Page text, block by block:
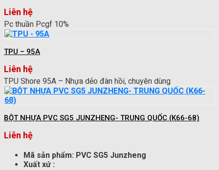
Liên hệ
Pc thuần Pcgf 10%
TPU – 95A
Liên hệ
TPU Shore 95A – Nhựa dẻo đàn hồi, chuyên dùng
BỘT NHỰA PVC SG5 JUNZHENG- TRUNG QUỐC (K66-68)
Liên hệ
Mã sản phẩm: PVC SG5 Junzheng
Xuất xứ :